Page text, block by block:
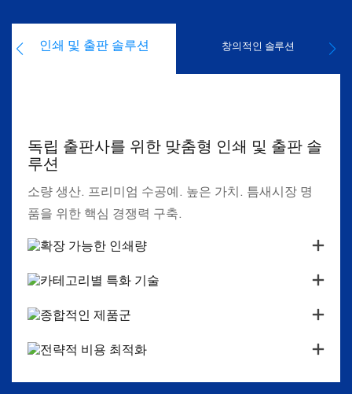
인쇄 및 출판 솔루션 창의적인 솔루션
독립 출판사를 위한 맞춤형 인쇄 및 출판 솔
루션
소량 생산. 프리미엄 수공예. 높은 가치. 틈새시장 명
품을 위한 핵심 경쟁력 구축.
확장 가능한 인쇄량
카테고리별 특화 기술
종합적인 제품군
전략적 비용 최적화